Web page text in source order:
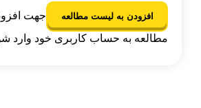
افزودن به لیست مطالعه
جهت افزودن
مطالعه به حساب کاربری خود وارد شوید